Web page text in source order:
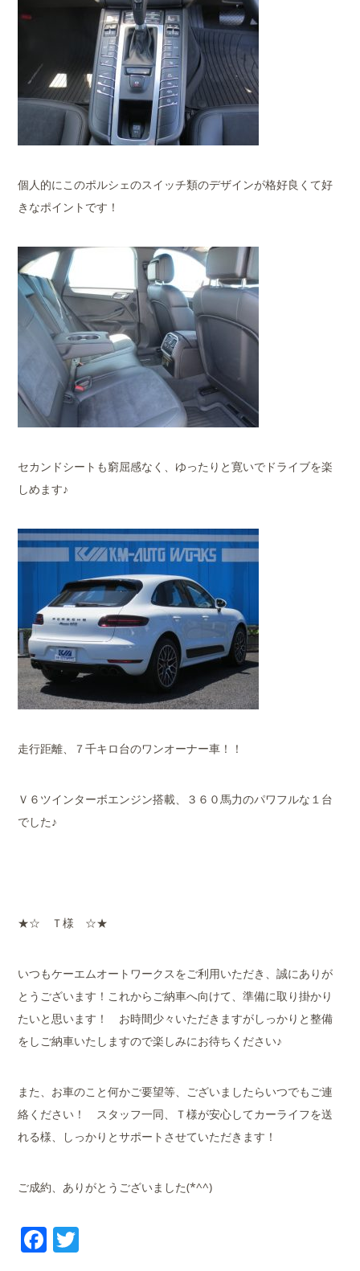
個人的にこのポルシェのスイッチ類のデザインが格好良くて好
きなポイントです！
セカンドシートも窮屈感なく、ゆったりと寛いでドライブを楽
しめます♪
走行距離、７千キロ台のワンオーナー車！！
Ｖ６ツインターボエンジン搭載、３６０馬力のパワフルな１台
でした♪
★☆ Ｔ様 ☆★
いつもケーエムオートワークスをご利用いただき、誠にありが
とうございます！これからご納車へ向けて、準備に取り掛かり
たいと思います！ お時間少々いただきますがしっかりと整備
をしご納車いたしますので楽しみにお待ちください♪
また、お車のこと何かご要望等、ございましたらいつでもご連
絡ください！ スタッフ一同、Ｔ様が安心してカーライフを送
れる様、しっかりとサポートさせていただきます！
ご成約、ありがとうございました(*^^)
Facebook